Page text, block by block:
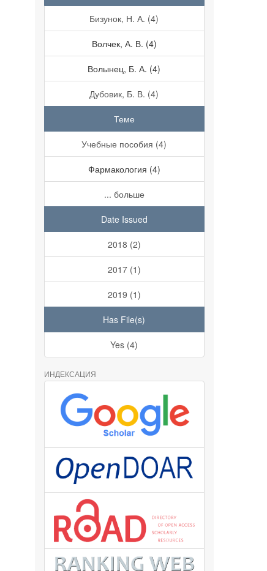
Бизунок, Н. А. (4)
Волчек, А. В. (4)
Волынец, Б. А. (4)
Дубовик, Б. В. (4)
Теме
Учебные пособия (4)
Фармакология (4)
... больше
Date Issued
2018 (2)
2017 (1)
2019 (1)
Has File(s)
Yes (4)
ИНДЕКСАЦИЯ